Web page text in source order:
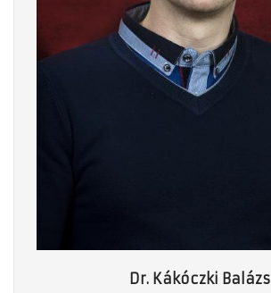
Dr. Kákóczki Balázs